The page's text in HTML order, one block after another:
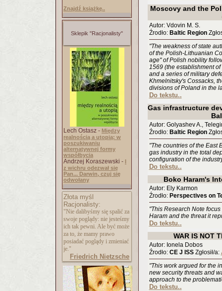
Znajdź książkę..
Sklepik "Racjonalisty"
Lech Ostasz - Między
realnością a utopią: w
poszukiwaniu
alternatywnej formy
współbycia
Andrzej Koraszewski - I
z wichru odezwał się
Pan... Darwin, czuj się
odwołany
Złota myśl
Racjonalisty:
"Nie dalibyśmy się spalić za
swoje poglądy: nie jesteśmy
ich tak pewni. Ale być może
za to, że mamy prawo
posiadać poglądy i zmieniać
je."
Friedrich Nietzsche
Moscovy and the
Autor: Vdovin M. S.
Źrodło: Baltic Region
"The weakness of state
of the Polish-Lithuanian
age" of Polish nobility
1569 (the establishment
and a series of military
Khmelnitsky's Cossacks,
divisions of Poland in the
Do tekstu..
Gas infrastructure
Autor: Golyashev A.,
Źrodło: Baltic Region
"The countries of the East
gas industry in the total
configuration of the
Do tekstu..
Boko Haram's
Autor: Ely Karmon
Źrodło: Perspectives on
"This Research Note
Haram and the threat it
Do tekstu..
WAR IS NOT
Autor: Ionela Dobos
Źrodło: CE J ISSZgłosił/a:
"This work argued for the
new security threats and
approach to the
Do tekstu..